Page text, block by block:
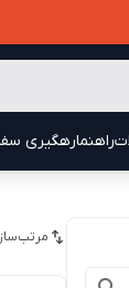
راهنمارهگیری